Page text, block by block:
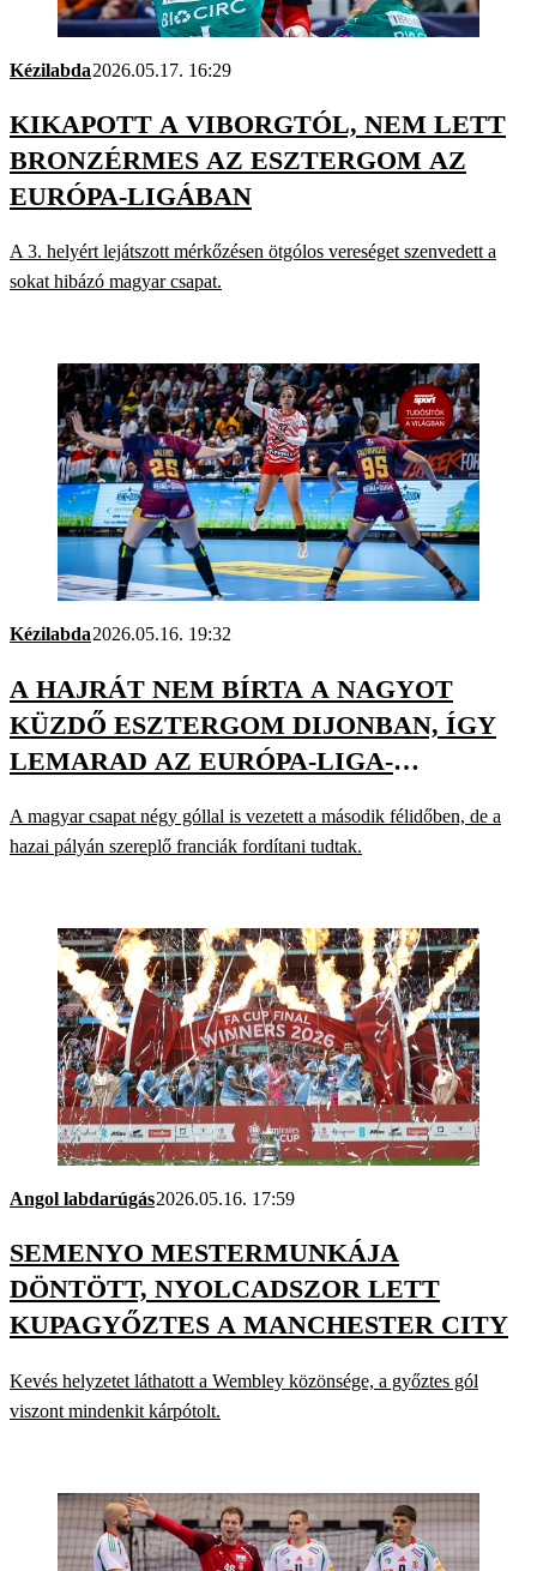
Kézilabda2026.05.17. 16:29
KIKAPOTT A VIBORGTÓL, NEM LETT
BRONZÉRMES AZ ESZTERGOM AZ
EURÓPA-LIGÁBAN
A 3. helyért lejátszott mérkőzésen ötgólos vereséget szenvedett a
sokat hibázó magyar csapat.
Kézilabda2026.05.16. 19:32
A HAJRÁT NEM BÍRTA A NAGYOT
KÜZDŐ ESZTERGOM DIJONBAN, ÍGY
LEMARAD AZ EURÓPA-LIGA-
A magyar csapat négy góllal is vezetett a második félidőben, de a
hazai pályán szereplő franciák fordítani tudtak.
Angol labdarúgás2026.05.16. 17:59
SEMENYO MESTERMUNKÁJA
DÖNTÖTT, NYOLCADSZOR LETT
KUPAGYŐZTES A MANCHESTER CITY
Kevés helyzetet láthatott a Wembley közönsége, a győztes gól
viszont mindenkit kárpótolt.